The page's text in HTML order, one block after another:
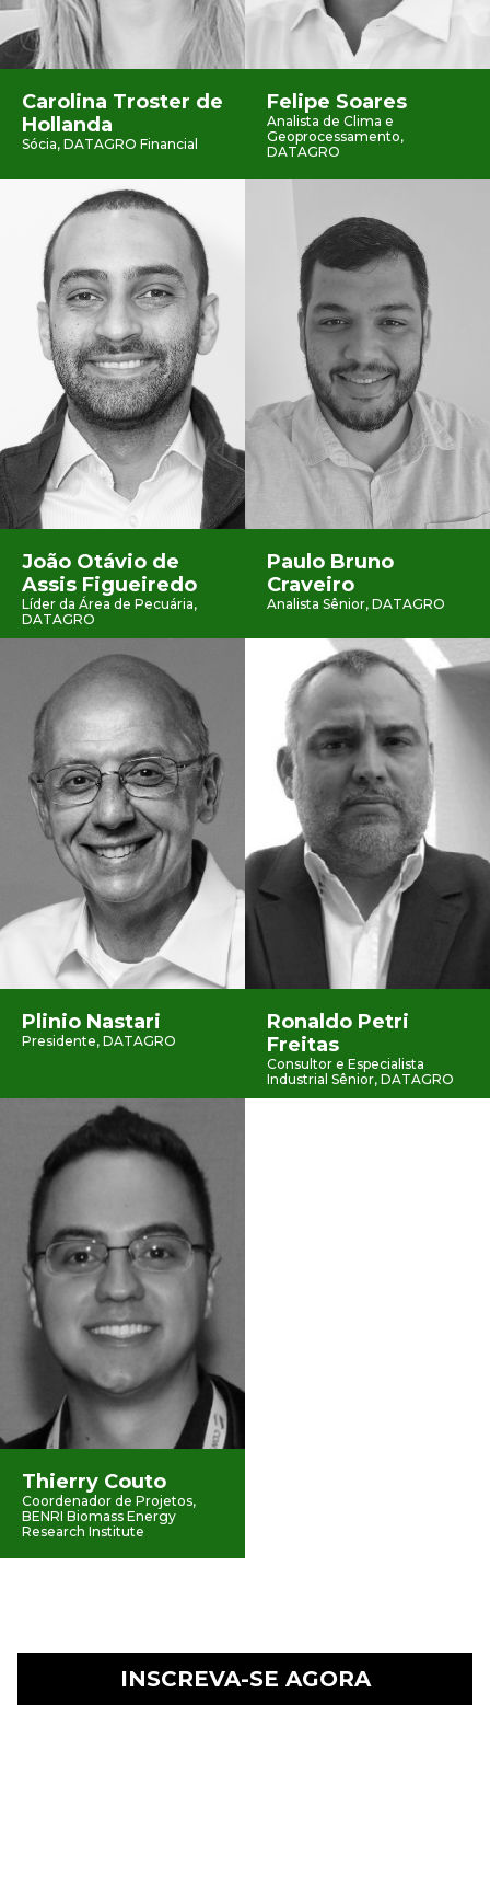
Carolina Troster de
Hollanda
Sócia, DATAGRO Financial
Felipe Soares
Analista de Clima e
Geoprocessamento,
DATAGRO
João Otávio de
Assis Figueiredo
Líder da Área de Pecuária,
DATAGRO
Paulo Bruno
Craveiro
Analista Sênior, DATAGRO
Plinio Nastari
Presidente, DATAGRO
Ronaldo Petri
Freitas
Consultor e Especialista
Industrial Sênior, DATAGRO
Thierry Couto
Coordenador de Projetos,
BENRI Biomass Energy
Research Institute
INSCREVA-SE AGORA